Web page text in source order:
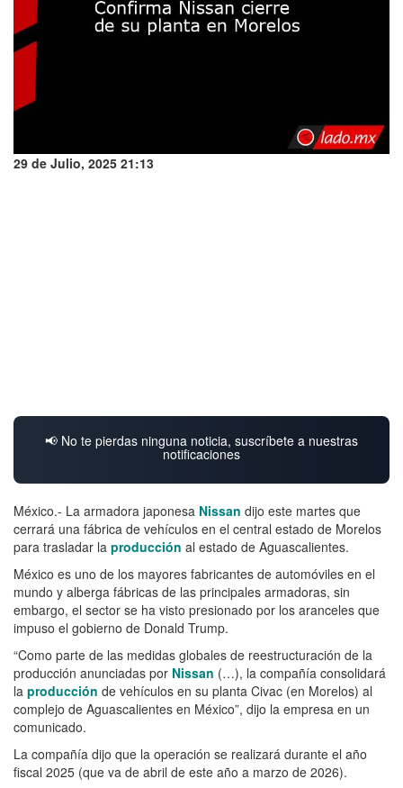
29 de Julio, 2025 21:13
📢 No te pierdas ninguna noticia, suscríbete a nuestras
notificaciones
México.- La armadora japonesa Nissan dijo este martes que
cerrará una fábrica de vehículos en el central estado de Morelos
para trasladar la producción al estado de Aguascalientes.
México es uno de los mayores fabricantes de automóviles en el
mundo y alberga fábricas de las principales armadoras, sin
embargo, el sector se ha visto presionado por los aranceles que
impuso el gobierno de Donald Trump.
“Como parte de las medidas globales de reestructuración de la
producción anunciadas por Nissan (…), la compañía consolidará
la producción de vehículos en su planta Civac (en Morelos) al
complejo de Aguascalientes en México”, dijo la empresa en un
comunicado.
La compañía dijo que la operación se realizará durante el año
fiscal 2025 (que va de abril de este año a marzo de 2026).